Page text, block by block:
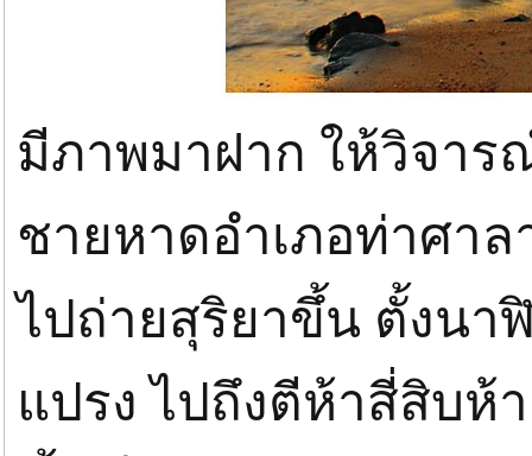
มีภาพมาฝาก ให้วิจา
ชายหาดอำเภอท่าศา
ไปถ่ายสุริยาขึ้น ตั้งนา
แปรง ไปถึงตีห้าสี่สิบห้